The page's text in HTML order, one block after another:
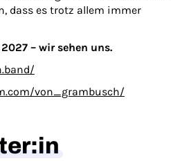
dass es trotz allem immer
2027 – wir sehen uns.
von_grambusch/